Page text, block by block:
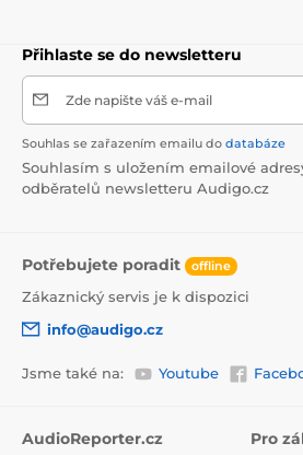
Přihlaste se do newsletteru
Zde napište váš e-mail
Souhlas se zařazením emailu do databáze
Souhlasím s uložením emailové
odběratelů newsletteru Audigo.cz
Potřebujete poradit offline
Zákaznický servis je k dispozici
info@audigo.cz
Jsme také na: Youtube
AudioReporter.cz Pro